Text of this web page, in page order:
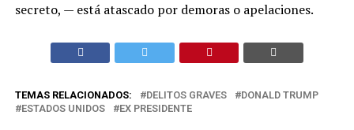
secreto, — está atascado por demoras o apelaciones.
TEMAS RELACIONADOS: DELITOS GRAVES
DONALD TRUMP
ESTADOS UNIDOS
EX PRESIDENTE